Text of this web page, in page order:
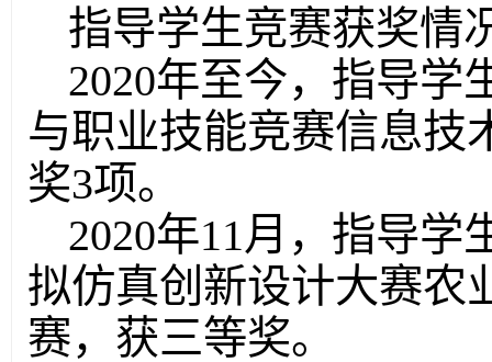
指导学生竞赛获奖情
2020年至今，指导学
与职业技能竞赛信息技
奖3项。
2020年11月，指导学
拟仿真创新设计大赛农
赛，获三等奖。